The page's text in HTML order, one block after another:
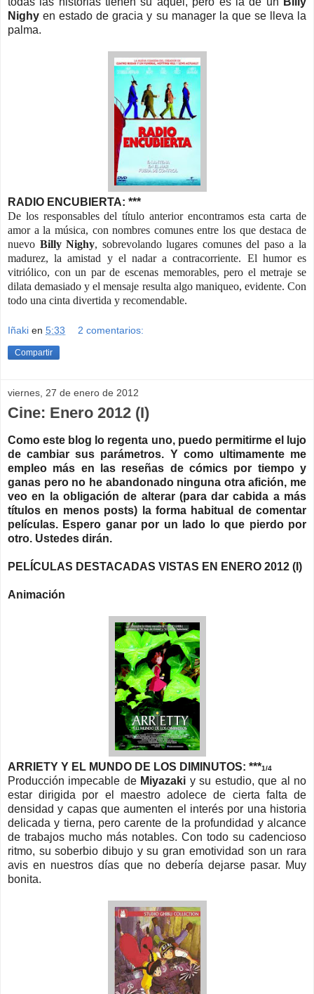
Nighy en estado de gracia y su manager la que se lleva la
palma.
RADIO ENCUBIERTA: ***
De los responsables del título anterior encontramos esta carta de
amor a la música, con nombres comunes entre los que destaca de
nuevo Billy Nighy, sobrevolando lugares comunes del paso a la
madurez, la amistad y el nadar a contracorriente. El humor es
vitriólico, con un par de escenas memorables, pero el metraje se
dilata demasiado y el mensaje resulta algo maniqueo, evidente. Con
todo una cinta divertida y recomendable.
Iñaki en 5:33 2 comentarios:
Compartir
viernes, 27 de enero de 2012
Cine: Enero 2012 (I)
Como este blog lo regenta uno, puedo permitirme el lujo
de cambiar sus parámetros. Y como ultimamente me
empleo más en las reseñas de cómics por tiempo y
ganas pero no he abandonado ninguna otra afición, me
veo en la obligación de alterar (para dar cabida a más
títulos en menos posts) la forma habitual de comentar
películas. Espero ganar por un lado lo que pierdo por
otro. Ustedes dirán.
PELÍCULAS DESTACADAS VISTAS EN ENERO 2012 (I)
Animación
ARRIETY Y EL MUNDO DE LOS DIMINUTOS: ***1/4
Producción impecable de Miyazaki y su estudio, que al no
estar dirigida por el maestro adolece de cierta falta de
densidad y capas que aumenten el interés por una historia
delicada y tierna, pero carente de la profundidad y alcance
de trabajos mucho más notables. Con todo su cadencioso
ritmo, su soberbio dibujo y su gran emotividad son un rara
avis en nuestros días que no debería dejarse pasar. Muy
bonita.